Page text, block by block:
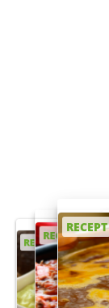
RECEPT
RECEPT
RECEPT